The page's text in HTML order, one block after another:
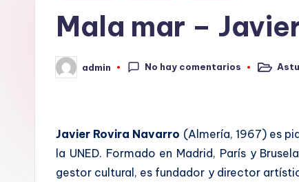
mucho
Mala mar –
Publicado
por
admin No hay comentarios
Javier Rovira Navarro (Almería, 1967) es
la UNED. Formado en Madrid, París y
gestor cultural, es fundador y director